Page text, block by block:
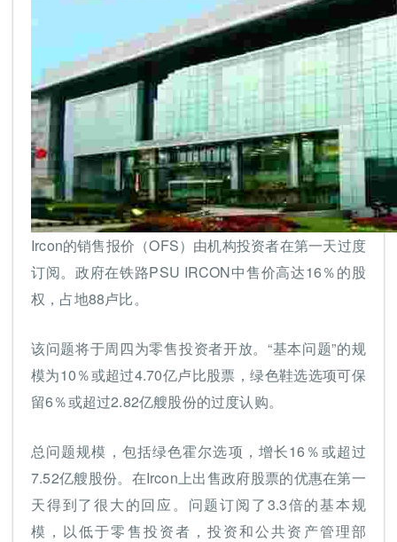
Ircon的销售报价（OFS）由机构投资者在第一天过度
订阅。政府在铁路PSU IRCON中售价高达16％的股
权，占地88卢比。
该问题将于周四为零售投资者开放。“基本问题”的规
模为10％或超过4.70亿卢比股票，绿色鞋选选项可保
留6％或超过2.82亿艘股份的过度认购。
总问题规模，包括绿色霍尔选项，增长16％或超过
7.52亿艘股份。在Ircon上出售政府股票的优惠在第一
天得到了很大的回应。问题订阅了3.3倍的基本规
模，以低于零售投资者，投资和公共资产管理部